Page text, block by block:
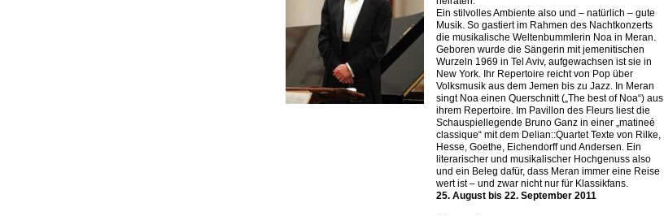
Ein stilvolles Ambiente also und – natürlich – gute
Musik. So gastiert im Rahmen des Nachtkonzerts
die musikalische Weltenbummlerin Noa in Meran.
Geboren wurde die Sängerin mit jemenitischen
Wurzeln 1969 in Tel Aviv, aufgewachsen ist sie in
New York. Ihr Repertoire reicht von Pop über
Volksmusik aus dem Jemen bis zu Jazz. In Meran
singt Noa einen Querschnitt („The best of Noa“) aus
ihrem Repertoire. Im Pavillon des Fleurs liest die
Schauspiellegende Bruno Ganz in einer „matineé
classique“ mit dem Delian::Quartet Texte von Rilke,
Hesse, Goethe, Eichendorff und Andersen. Ein
literarischer und musikalischer Hochgenuss also
und ein Beleg dafür, dass Meran immer eine Reise
wert ist – und zwar nicht nur für Klassikfans.
25. August bis 22. September 2011